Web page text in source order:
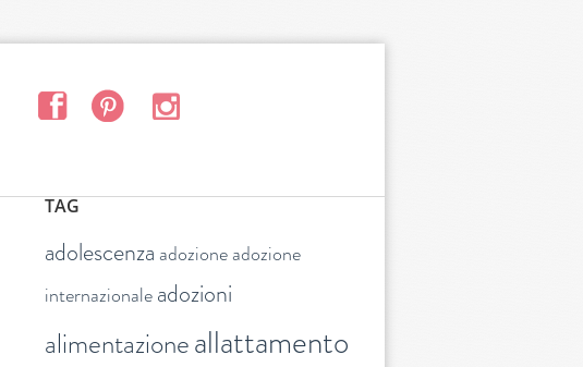
TAG
adolescenza adozioneadozione
internazionaleadozioni
alimentazioneallattamento